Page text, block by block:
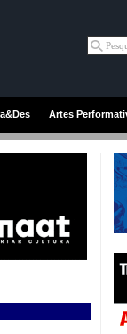
Artes